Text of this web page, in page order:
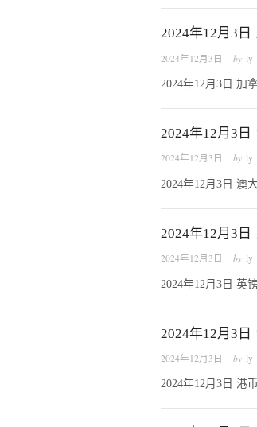
2024年12月3
2024年12月3日 · by ly
2024年12月3日 加
2024年12月3
2024年12月3日 · by ly
2024年12月3日 澳
2024年12月3
2024年12月3日 · by ly
2024年12月3日 英
2024年12月3
2024年12月3日 · by ly
2024年12月3日 港